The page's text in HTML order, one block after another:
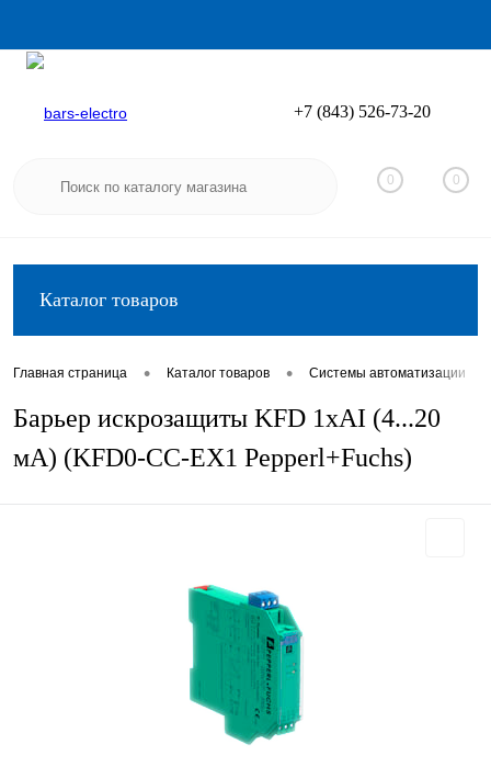
Вход
+7 (843) 526-73-20
0 0
Каталог товаров
Главная страница • Каталог товаров • Системы автоматизации
Барьер искрозащиты KFD 1хAI (4...20
мА) (KFD0-CC-EX1 Pepperl+Fuchs)